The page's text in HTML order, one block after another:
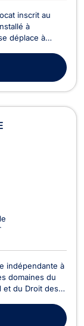
inscrit au
à
déplace à
en droit de
indépendante à
domaines du
et du Droit des
le traitement